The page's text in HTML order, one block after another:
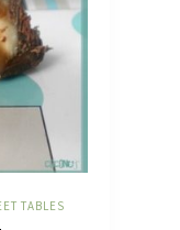
TABLES